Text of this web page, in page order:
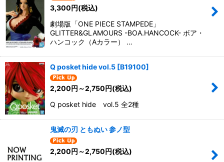
3,300円(税込)
劇場版「ONE PIECE STAMPEDE」
GLITTER&GLAMOURS -BOA.HANCOCK- ボア・
ハンコック（Aカラー） …
Q posket hide vol.5 [B19100]
2,200円 ～2,750円(税込)
Q posket hide vol.5 全2種
鬼滅の刃 ともぬい 参ノ型
2,200円 ～2,750円(税込)